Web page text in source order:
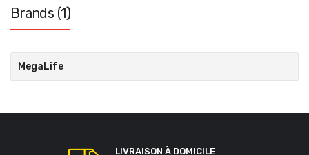
Brands (1)
MegaLife
LIVRAISON À DOMICILE